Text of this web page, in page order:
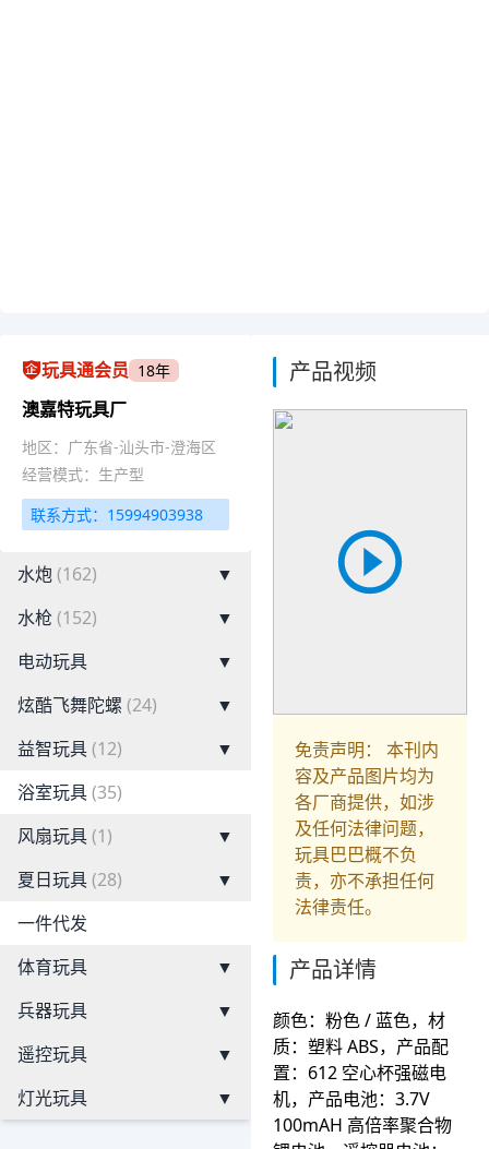
玩具通会员 18年
澳嘉特玩具厂
地区：广东省-汕头市-澄海区
经营模式：生产型
联系方式：15994903938
水炮(162)
▼
水枪 (152)
▼
电动玩具
▼
炫酷飞舞陀螺 (24)
▼
益智玩具(12)
▼
浴室玩具(35)
风扇玩具(1)
▼
夏日玩具(28)
▼
一件代发
体育玩具
▼
兵器玩具
▼
遥控玩具
▼
灯光玩具
▼
产品视频
免责声明： 本刊内
容及产品图片均为
各厂商提供，如涉
及任何法律问题，
玩具巴巴概不负
责，亦不承担任何
法律责任。
产品详情
颜色：粉色 / 蓝色，材
质：塑料 ABS，产品配
置：612 空心杯强磁电
机，产品电池：3.7V
100mAH 高倍率聚合物